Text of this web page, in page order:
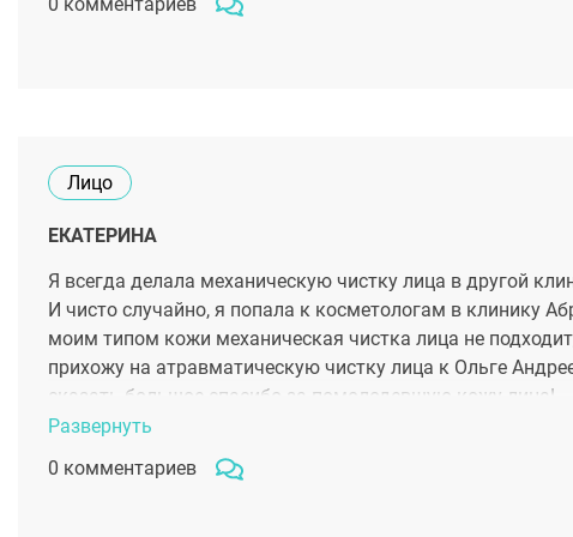
Михайловне. Сразу же после процедуры моя кожа стала
Лицо
ЕКАТЕРИНА
Я всегда делала механическую чистку лица в другой
И чисто случайно, я попала к косметологам в клинику
моим типом кожи механическая чистка лица не
прихожу на атравматическую чистку лица к Ольге
сказать большое спасибо за помолодевшую кожу лица!
Развернуть
0 комментариев